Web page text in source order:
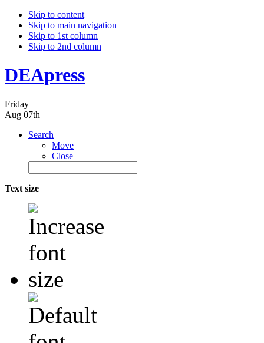
Skip to content
Skip to main navigation
Skip to 1st column
Skip to 2nd column
DEApress
Friday
Aug 07th
Search
Move
Close
Text size